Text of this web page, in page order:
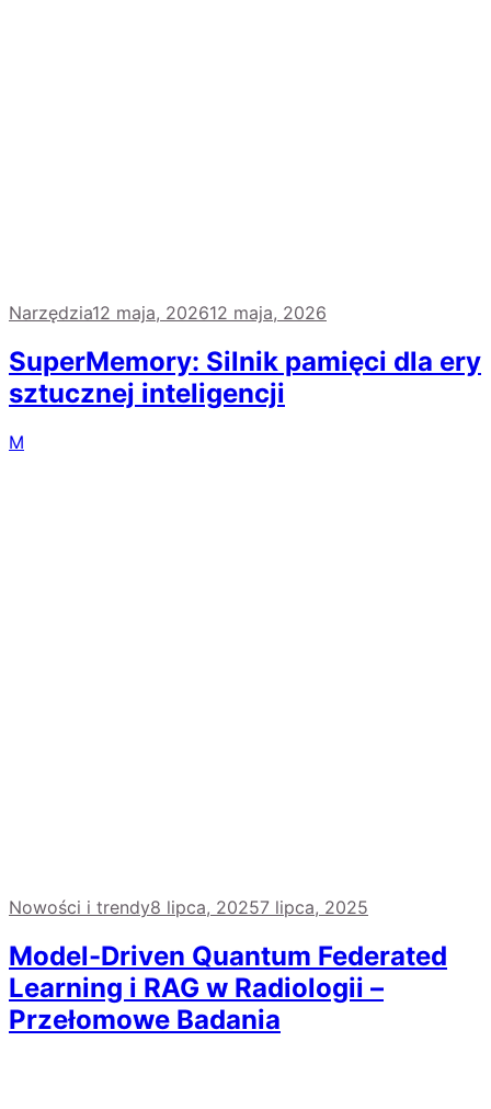
Narzędzia12 maja, 202612 maja, 2026
SuperMemory: Silnik pamięci dla ery
sztucznej inteligencji
M
Nowości i trendy8 lipca, 20257 lipca, 2025
Model-Driven Quantum Federated
Learning i RAG w Radiologii –
Przełomowe Badania